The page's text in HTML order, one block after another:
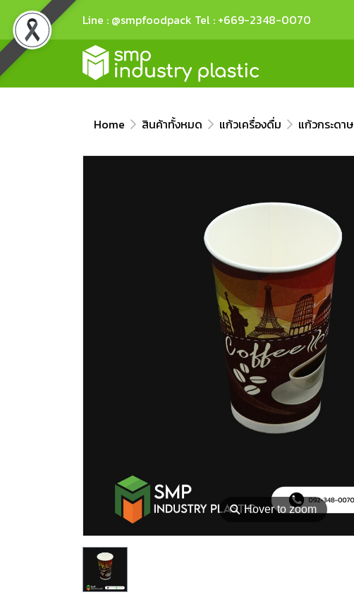
Line : @smpfoodpack Tel : +669-2348-0070
Home สินค้าทั้งหมด แก้วเครื่องดื่ม แก้วกระดาษ
⚲Hover to zoom